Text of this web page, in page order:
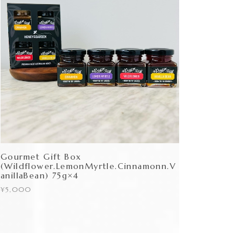
Gourmet Gift Box
(Wildflower.LemonMyrtle.Cinnamonn.V
anillaBean) 75g×4
¥5,000